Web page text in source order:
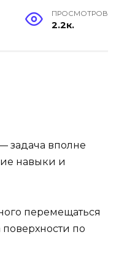
ПРОСМОТРОВ
2.2к.
задача вполне
навыки и
перемещаться
по